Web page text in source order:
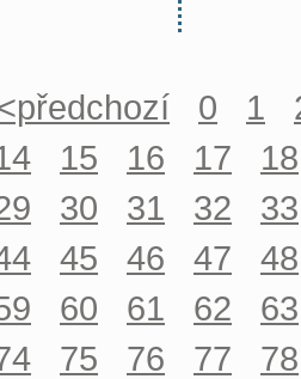
0 1
15 16 17
18
30 31 32
33
45 46 47
48
60 61 62
63
75 76 77
78